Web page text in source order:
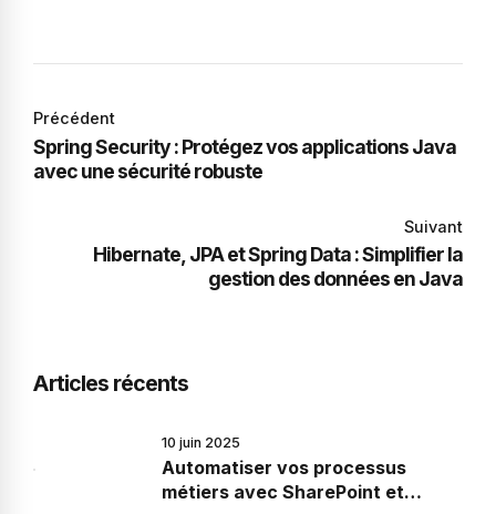
Précédent
Spring Security : Protégez vos applications Java
avec une sécurité robuste
Suivant
Hibernate, JPA et Spring Data : Simplifier la
gestion des données en Java
Articles récents
10 juin 2025
Automatiser vos processus
métiers avec SharePoint et